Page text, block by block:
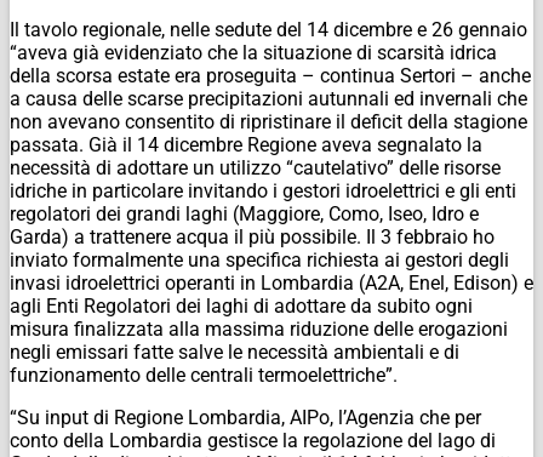
Il tavolo regionale, nelle sedute del 14 dicembre e 26 gennaio
“aveva già evidenziato che la situazione di scarsità idrica
della scorsa estate era proseguita – continua Sertori – anche
a causa delle scarse precipitazioni autunnali ed invernali che
non avevano consentito di ripristinare il deficit della stagione
passata. Già il 14 dicembre Regione aveva segnalato la
necessità di adottare un utilizzo “cautelativo” delle risorse
idriche in particolare invitando i gestori idroelettrici e gli enti
regolatori dei grandi laghi (Maggiore, Como, Iseo, Idro e
Garda) a trattenere acqua il più possibile. Il 3 febbraio ho
inviato formalmente una specifica richiesta ai gestori degli
invasi idroelettrici operanti in Lombardia (A2A, Enel, Edison) e
agli Enti Regolatori dei laghi di adottare da subito ogni
misura finalizzata alla massima riduzione delle erogazioni
negli emissari fatte salve le necessità ambientali e di
funzionamento delle centrali termoelettriche”.
“Su input di Regione Lombardia, AIPo, l’Agenzia che per
conto della Lombardia gestisce la regolazione del lago di